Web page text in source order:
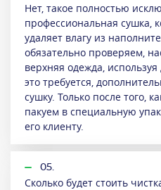
Нет, такое полностью
профессиональная сушка,
удаляет влагу из
обязательно проверяем,
верхняя одежда,
это требуется,
сушку. Только после того,
пакуем в специальную
его клиенту.
05.
Сколько будет стоить